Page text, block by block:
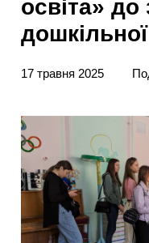
освіта» до
17 травня 2025